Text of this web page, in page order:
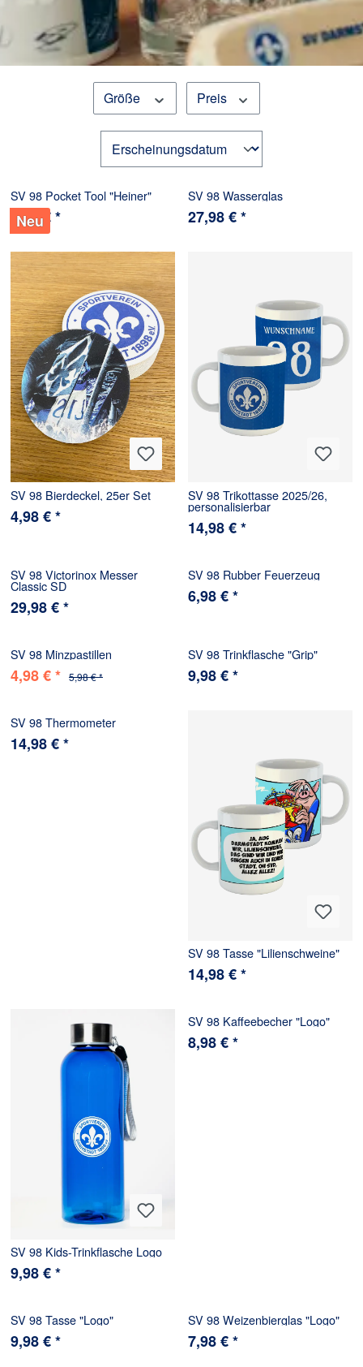
Größe Preis
Neu
SV 98 Pocket Tool "Heiner"
5,98 € *
SV 98 Wasserglas
27,98 € *
SV 98 Bierdeckel, 25er Set
4,98 € *
SV 98 Trikottasse 2025/26,
personalisierbar
14,98 € *
SV 98 Victorinox Messer
Classic SD
29,98 € *
SV 98 Rubber Feuerzeug
6,98 € *
SV 98 Minzpastillen
4,98 € * 5,98 € *
SV 98 Trinkflasche "Grip"
9,98 € *
SV 98 Thermometer
14,98 € *
SV 98 Tasse "Lilienschweine"
14,98 € *
SV 98 Kids-Trinkflasche Logo
9,98 € *
SV 98 Kaffeebecher "Logo"
8,98 € *
SV 98 Tasse "Logo"
9,98 € *
SV 98 Weizenbierglas "Logo"
7,98 € *